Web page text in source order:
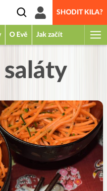
SHODIT KILA?
O Evě Jak začít